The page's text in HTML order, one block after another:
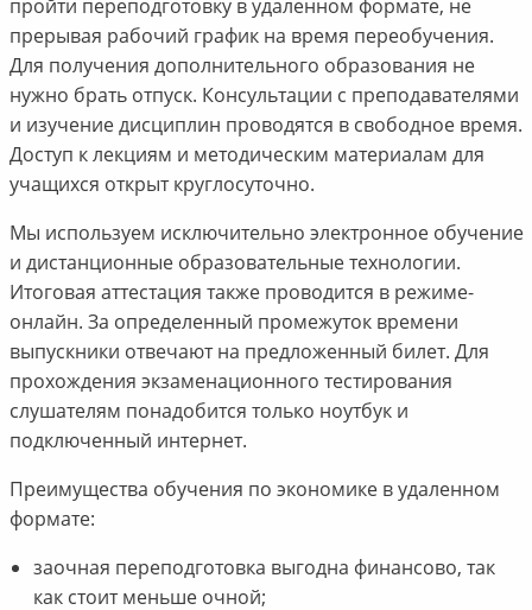
пройти переподготовку в удаленном формате, не
прерывая рабочий график на время переобучения.
Для получения дополнительного образования не
нужно брать отпуск. Консультации с преподавателями
и изучение дисциплин проводятся в свободное время.
Доступ к лекциям и методическим материалам для
учащихся открыт круглосуточно.
Мы используем исключительно электронное обучение
и дистанционные образовательные технологии.
Итоговая аттестация также проводится в режиме-
онлайн. За определенный промежуток времени
выпускники отвечают на предложенный билет. Для
прохождения экзаменационного тестирования
слушателям понадобится только ноутбук и
подключенный интернет.
Преимущества обучения по экономике в удаленном
формате:
заочная переподготовка выгодна финансово, так
как стоит меньше очной;